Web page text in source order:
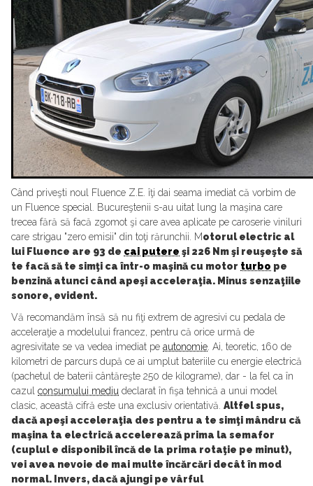
Când priveşti noul Fluence Z.E. îţi dai seama imediat că vorbim de
un Fluence special. Bucureştenii s-au uitat lung la maşina care
trecea fără să facă zgomot şi care avea aplicate pe caroserie viniluri
care strigau "zero emisii" din toţi rărunchii. Motorul electric al
lui Fluence are 93 de cai putere şi 226 Nm şi reuşeşte să
te facă să te simţi ca într-o maşină cu motor turbo pe
benzină atunci când apeşi acceleraţia. Minus senzaţiile
sonore, evident.
Vă recomandăm însă să nu fiţi extrem de agresivi cu pedala de
acceleraţie a modelului francez, pentru că orice urmă de
agresivitate se va vedea imediat pe autonomie . Ai, teoretic, 160 de
kilometri de parcurs după ce ai umplut bateriile cu energie electrică
(pachetul de baterii cântăreşte 250 de kilograme), dar - la fel ca în
cazul consumului mediu declarat în fişa tehnică a unui model
clasic, această cifră este una exclusiv orientativă. Altfel spus,
dacă apeşi acceleraţia des pentru a te simţi mândru că
maşina ta electrică accelerează prima la semafor
(cuplul e disponibil încă de la prima rotaţie pe minut),
vei avea nevoie de mai multe încărcări decât în mod
normal. Invers, dacă ajungi pe vârful